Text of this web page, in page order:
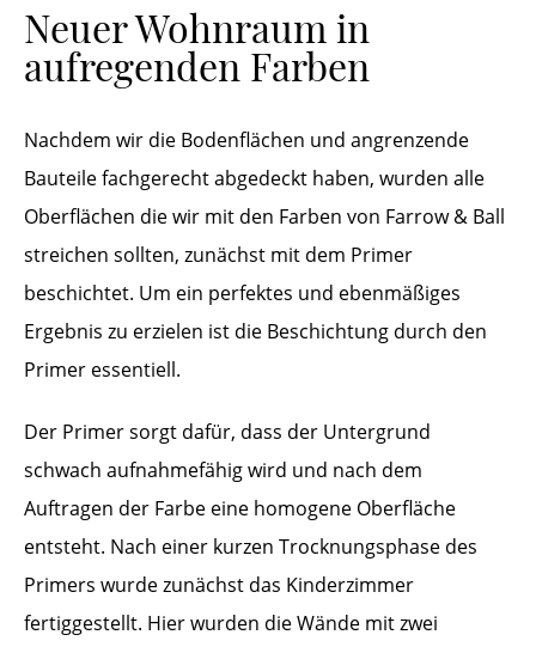
Neuer Wohnraum in
aufregenden Farben
Nachdem wir die Bodenflächen und angrenzende
Bauteile fachgerecht abgedeckt haben, wurden alle
Oberflächen die wir mit den Farben von Farrow & Ball
streichen sollten, zunächst mit dem Primer
beschichtet. Um ein perfektes und ebenmäßiges
Ergebnis zu erzielen ist die Beschichtung durch den
Primer essentiell.
Der Primer sorgt dafür, dass der Untergrund
schwach aufnahmefähig wird und nach dem
Auftragen der Farbe eine homogene Oberfläche
entsteht. Nach einer kurzen Trocknungsphase des
Primers wurde zunächst das Kinderzimmer
fertiggestellt. Hier wurden die Wände mit zwei